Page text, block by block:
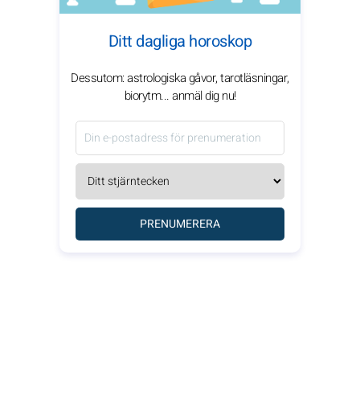
Ditt dagliga horoskop
Dessutom: astrologiska gåvor, tarotläsningar,
biorytm... anmäl dig nu!
PRENUMERERA